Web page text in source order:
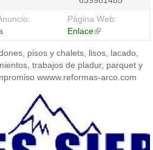
Página Web:
Enlace(link
external)
pisos y chalets, lisos, lacado,
trabajos de pladur, parquet y
wwww.reformas-arco.com